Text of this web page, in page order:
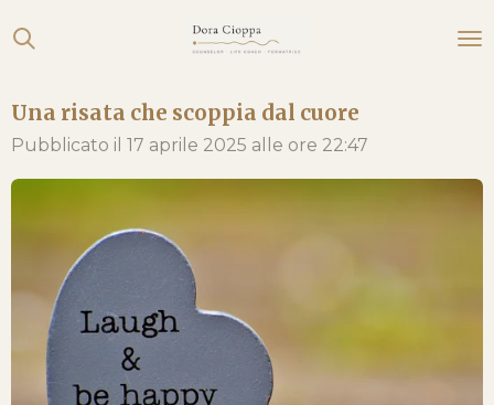
Vai
principale
Una risata che scoppia dal cuore
Pubblicato il 17 aprile 2025 alle ore 22:47